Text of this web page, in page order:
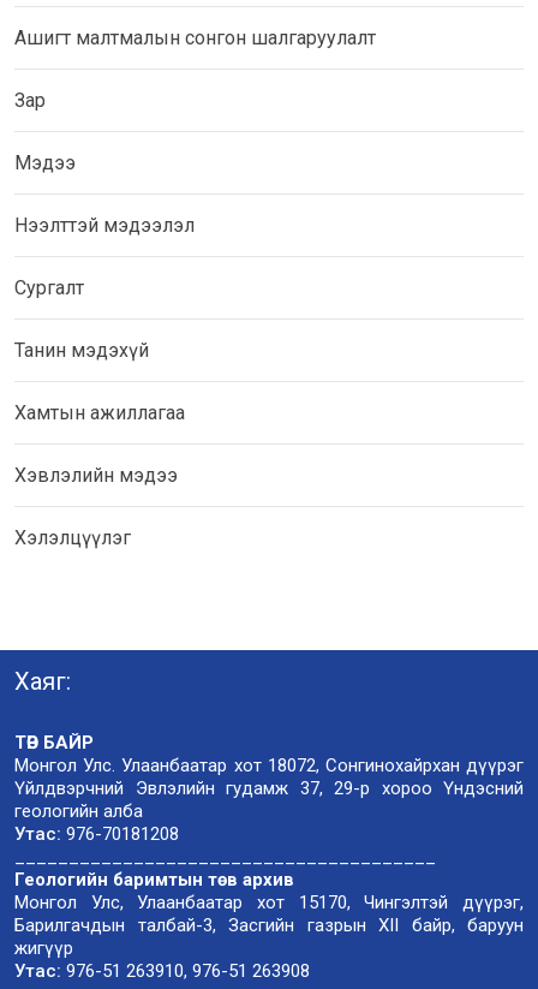
Ашигт малтмалын сонгон шалгаруулалт
Зар
Мэдээ
Нээлттэй мэдээлэл
Сургалт
Танин мэдэхүй
Хамтын ажиллагаа
Хэвлэлийн мэдээ
Хэлэлцүүлэг
Хаяг:
ТӨВ БАЙР
Монгол Улс. Улаанбаатар хот 18072, Сонгинохайрхан дүүрэг
Үйлдвэрчний Эвлэлийн гудамж 37, 29-р хороо Үндэсний
геологийн алба
Утас: 976-70181208
Геологийн баримтын төв архив
Монгол Улс, Улаанбаатар хот 15170, Чингэлтэй дүүрэг,
Барилгачдын талбай-3, Засгийн газрын XII байр, баруун
жигүүр
Утас: 976-51 263910, 976-51 263908